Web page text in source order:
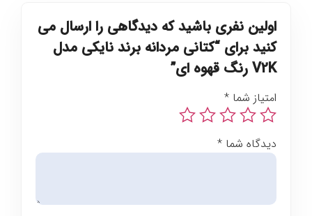
اولین نفری باشید که دیدگاهی را ارسال می
کنید برای “کتانی مردانه برند نایکی مدل
V2K رنگ قهوه ای”
امتیاز شما *
دیدگاه شما *